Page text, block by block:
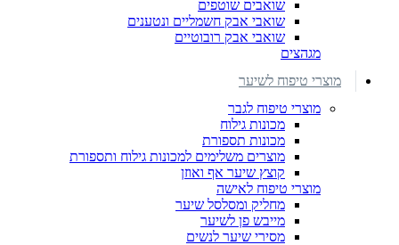
שואבים שוטפים
שואבי אבק חשמליים ונטענים
שואבי אבק רובוטיים
מגהצים
מוצרי טיפוח לשיער
מוצרי טיפוח לגבר
מכונות גילוח
מכונות תספורת
מוצרים משלימים למכונות גילוח ותספורת
קוצץ שיער אף ואוזן
מוצרי טיפוח לאישה
מחליק ומסלסל שיער
מייבש פן לשיער
מסירי שיער לנשים